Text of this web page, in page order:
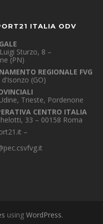
ITALIA ODV
Sturzo, 8 –
(PN)
REGIONALE FVG
(GO)
Trieste, Pordenone
CENTRO ITALIA
33 – 00158 Roma
–
using WordPress.